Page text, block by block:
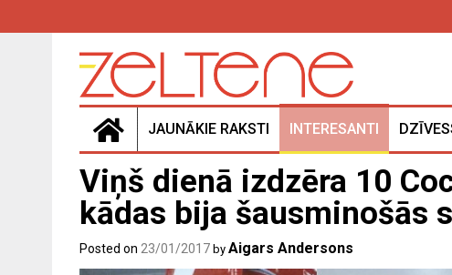
JAUNĀKIE RAKSTI INTERESANTI
Viņš dienā izdzēra 10
kādas bija šausminošās
Posted on 23/01/2017 by Aigars Andersons